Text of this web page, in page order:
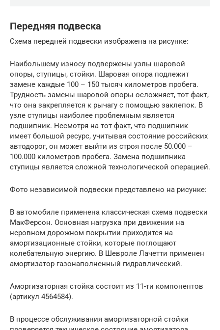
Передняя подвеска
Схема передней подвески изображена на рисунке:
Наибольшему износу подвержены узлы шаровой
опоры, ступицы, стойки. Шаровая опора подлежит
замене каждые 100 – 150 тысяч километров пробега.
Трудность замены шаровой опоры осложняет, тот факт,
что она закрепляется к рычагу с помощью заклепок. В
узле ступицы наиболее проблемным является
подшипник. Несмотря на тот факт, что подшипник
имеет большой ресурс, учитывая состояние российских
автодорог, он может выйти из строя после 50.000 –
100.000 километров пробега. Замена подшипника
ступицы является сложной технологической операцией.
Фото независимой подвески представлено на рисунке:
В автомобиле применена классическая схема подвески
МакФерсон. Основная нагрузка при движении на
неровном дорожном покрытии приходится на
амортизационные стойки, которые поглощают
колебательную энергию. В Шевроле Лачетти применен
амортизатор газонаполненный гидравлический.
Амортизаторная стойка состоит из 11-ти компонентов
(артикул 4564584).
В процессе обслуживания амортизаторной стойки